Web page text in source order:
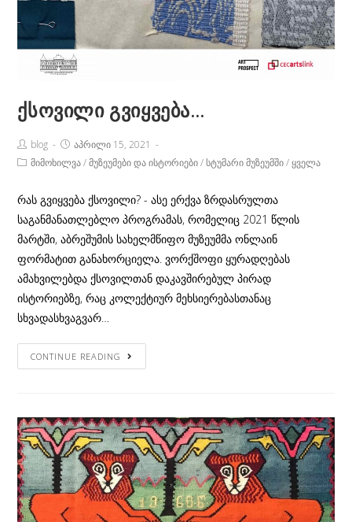
ქსოვილი გვიყვება…
Post
Author:
blog
Post
published:
აპრილი 15, 2021
Postმიმოხილვა / მუზეუმები და ისტორიები / სტუმარი მუზეუმში / ყველა
რას გვიყვება ქსოვილი? - ასე ერქვა ზრდასრულთა
საგანმანათლებლო პროგრამას, რომელიც 2021 წლის
მარტში, აბრეშუმის სახელმწიფო მუზეუმმა ონლაინ
ფორმატით განახორციელა. ვორქშოფი ყურადღებას
ამახვილებდა ქსოვილთან დაკავშირებულ პირად
ისტორიებზე, რაც კოლექტიურ მეხსიერებასთანაც
სხვადასხვაგვარ…
CONTINUE READING
გვიყვება…